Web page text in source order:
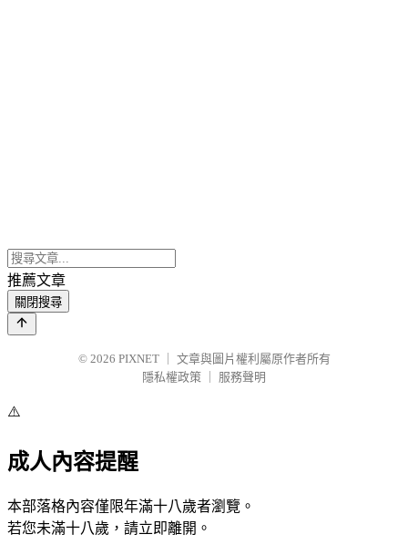
推薦文章
關閉搜尋
© 2026 PIXNET
文章與圖片權利屬原作者所有
隱私權政策
服務聲明
⚠️
成人內容提醒
本部落格內容僅限年滿十八歲者瀏覽。
若您未滿十八歲，請立即離開。